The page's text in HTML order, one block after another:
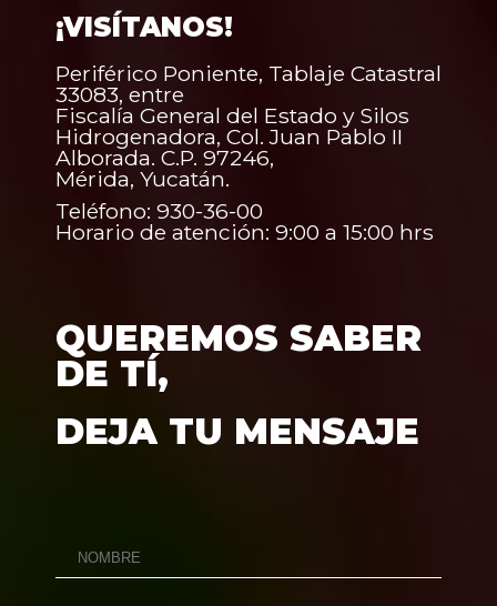
¡VISÍTANOS!
Periférico Poniente, Tablaje Catastral
33083, entre
Fiscalía General del Estado y Silos
Hidrogenadora, Col. Juan Pablo II
Alborada. C.P. 97246,
Mérida, Yucatán.
Teléfono: 930-36-00
Horario de atención: 9:00 a 15:00 hrs
QUEREMOS SABER
DE TÍ,
DEJA TU MENSAJE